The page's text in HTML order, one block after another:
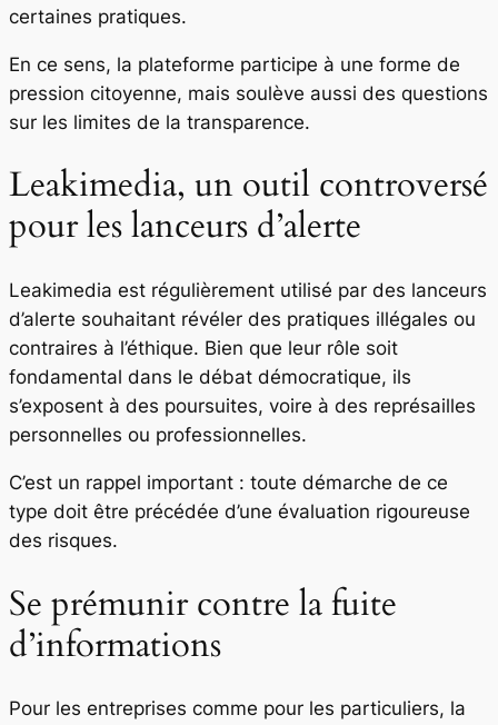
certaines pratiques.
En ce sens, la plateforme participe à une forme de
pression citoyenne, mais soulève aussi des questions
sur les limites de la transparence.
Leakimedia, un outil controversé
pour les lanceurs d’alerte
Leakimedia est régulièrement utilisé par des lanceurs
d’alerte souhaitant révéler des pratiques illégales ou
contraires à l’éthique. Bien que leur rôle soit
fondamental dans le débat démocratique, ils
s’exposent à des poursuites, voire à des représailles
personnelles ou professionnelles.
C’est un rappel important : toute démarche de ce
type doit être précédée d’une évaluation rigoureuse
des risques.
Se prémunir contre la fuite
d’informations
Pour les entreprises comme pour les particuliers, la